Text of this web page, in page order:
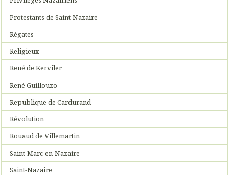
Protestants de Saint-Nazaire
Régates
Religieux
René de Kerviler
René Guillouzo
Republique de Cardurand
Révolution
Rouaud de Villemartin
Saint-Marc-en-Nazaire
Saint-Nazaire